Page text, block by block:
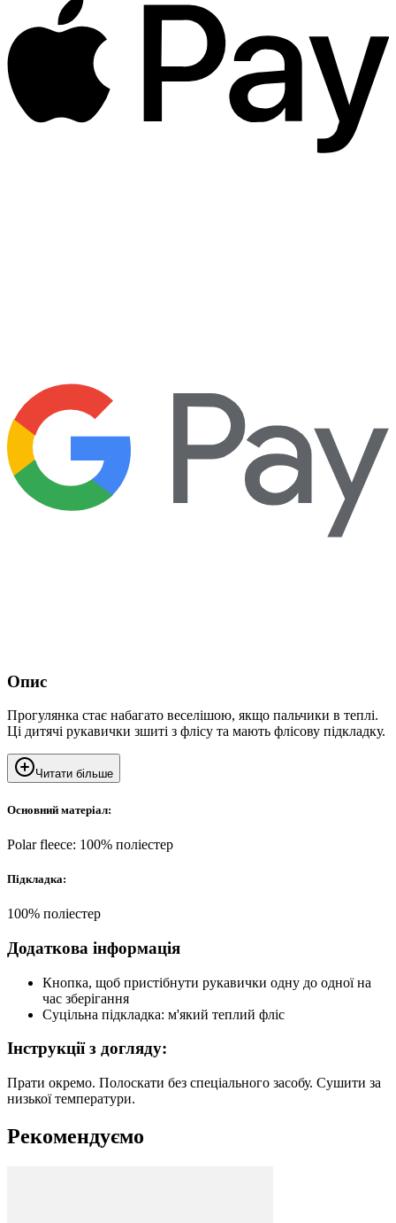
Опис
Прогулянка стає набагато веселішою, якщо пальчики в теплі.
Ці дитячі рукавички зшиті з флісу та мають флісову підкладку.
Читати більше
Основний матеріал:
Polar fleece: 100% поліестер
Підкладка:
100% поліестер
Додаткова інформація
Кнопка, щоб пристібнути рукавички одну до одної на
час зберігання
Суцільна підкладка: м'який теплий фліс
Інструкції з догляду:
Прати окремо. Полоскати без спеціального засобу. Сушити за
низької температури.
Рекомендуємо